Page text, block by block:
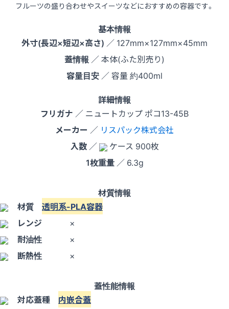
フルーツの盛り合わせやスイーツなどにおすすめの容器です。
基本情報
外寸(長辺×短辺×高さ) ／ 127mm×127mm×45mm
蓋情報 ／ 本体(ふた別売り)
容量目安 ／ 容量 約400ml
詳細情報
フリガナ ／ ニュートカップ ポコ13-45B
メーカー ／ リスパック株式会社
入数／
ケース 900枚
1枚重量／ 6.3g
材質情報
材質 透明系-PLA容器
レンジ
×
耐油性
×
断熱性
×
蓋性能情報
対応蓋種 内嵌合蓋